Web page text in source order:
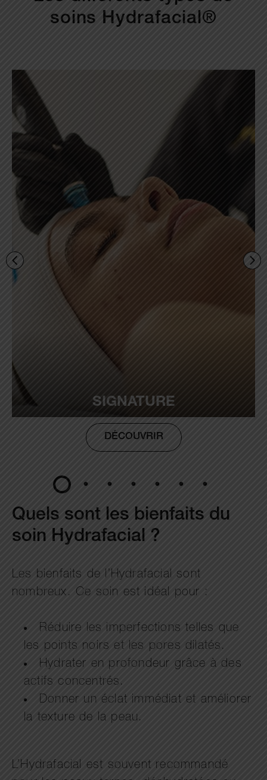
soins Hydrafacial®
SIGNATURE
DÉCOUVRIR
Quels sont les bienfaits du
soin Hydrafacial ?
Les bienfaits de l’Hydrafacial sont
nombreux. Ce soin est idéal pour :
Réduire les imperfections telles que
les points noirs et les pores dilatés.
Hydrater en profondeur grâce à des
actifs concentrés.
Donner un éclat immédiat et améliorer
la texture de la peau.
L’Hydrafacial est souvent recommandé